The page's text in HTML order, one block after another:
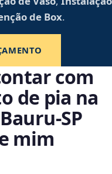
de Box.
com
de pia na
mim